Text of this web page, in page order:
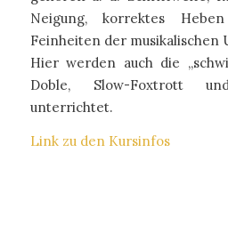
Neigung, korrektes
Feinheiten der musikalischen
Hier werden auch die
Doble, Slow-Foxtrott
unterrichtet.
Link zu den Kursinfos